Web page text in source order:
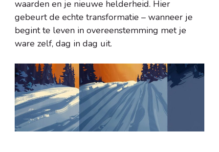
waarden en je nieuwe helderheid. Hier
gebeurt de echte transformatie – wanneer je
begint te leven in overeenstemming met je
ware zelf, dag in dag uit.